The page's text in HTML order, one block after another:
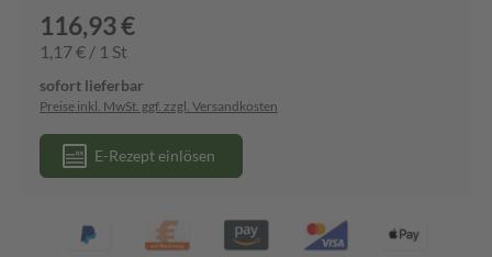
116,93 €
1,17 € / 1 St
sofort lieferbar
Preise inkl. MwSt. ggf. zzgl. Versandkosten
E-Rezept einlösen